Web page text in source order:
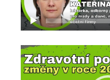
Video
přehrávač